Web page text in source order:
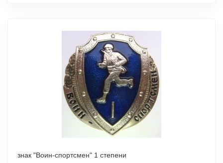
знак "Воин-спортсмен" 1 степени